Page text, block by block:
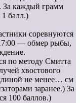
За каждый грамм
1 балл.)
соревнуются
— обмер рыбы,
по методу Смитта
хвостового
не менее… см
заранее.) За
100 баллов.)